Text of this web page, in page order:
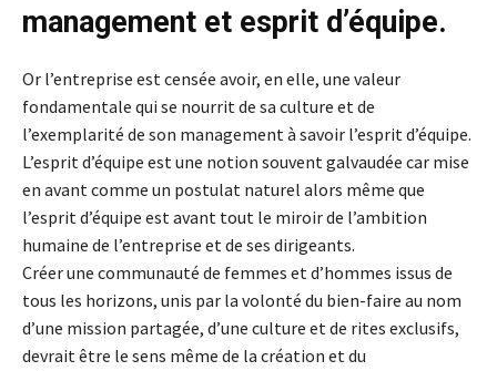
management et esprit d’équipe.
Or l’entreprise est censée avoir, en elle, une valeur
fondamentale qui se nourrit de sa culture et de
l’exemplarité de son management à savoir l’esprit d’équipe.
L’esprit d’équipe est une notion souvent galvaudée car mise
en avant comme un postulat naturel alors même que
l’esprit d’équipe est avant tout le miroir de l’ambition
humaine de l’entreprise et de ses dirigeants.
Créer une communauté de femmes et d’hommes issus de
tous les horizons, unis par la volonté du bien-faire au nom
d’une mission partagée, d’une culture et de rites exclusifs,
devrait être le sens même de la création et du